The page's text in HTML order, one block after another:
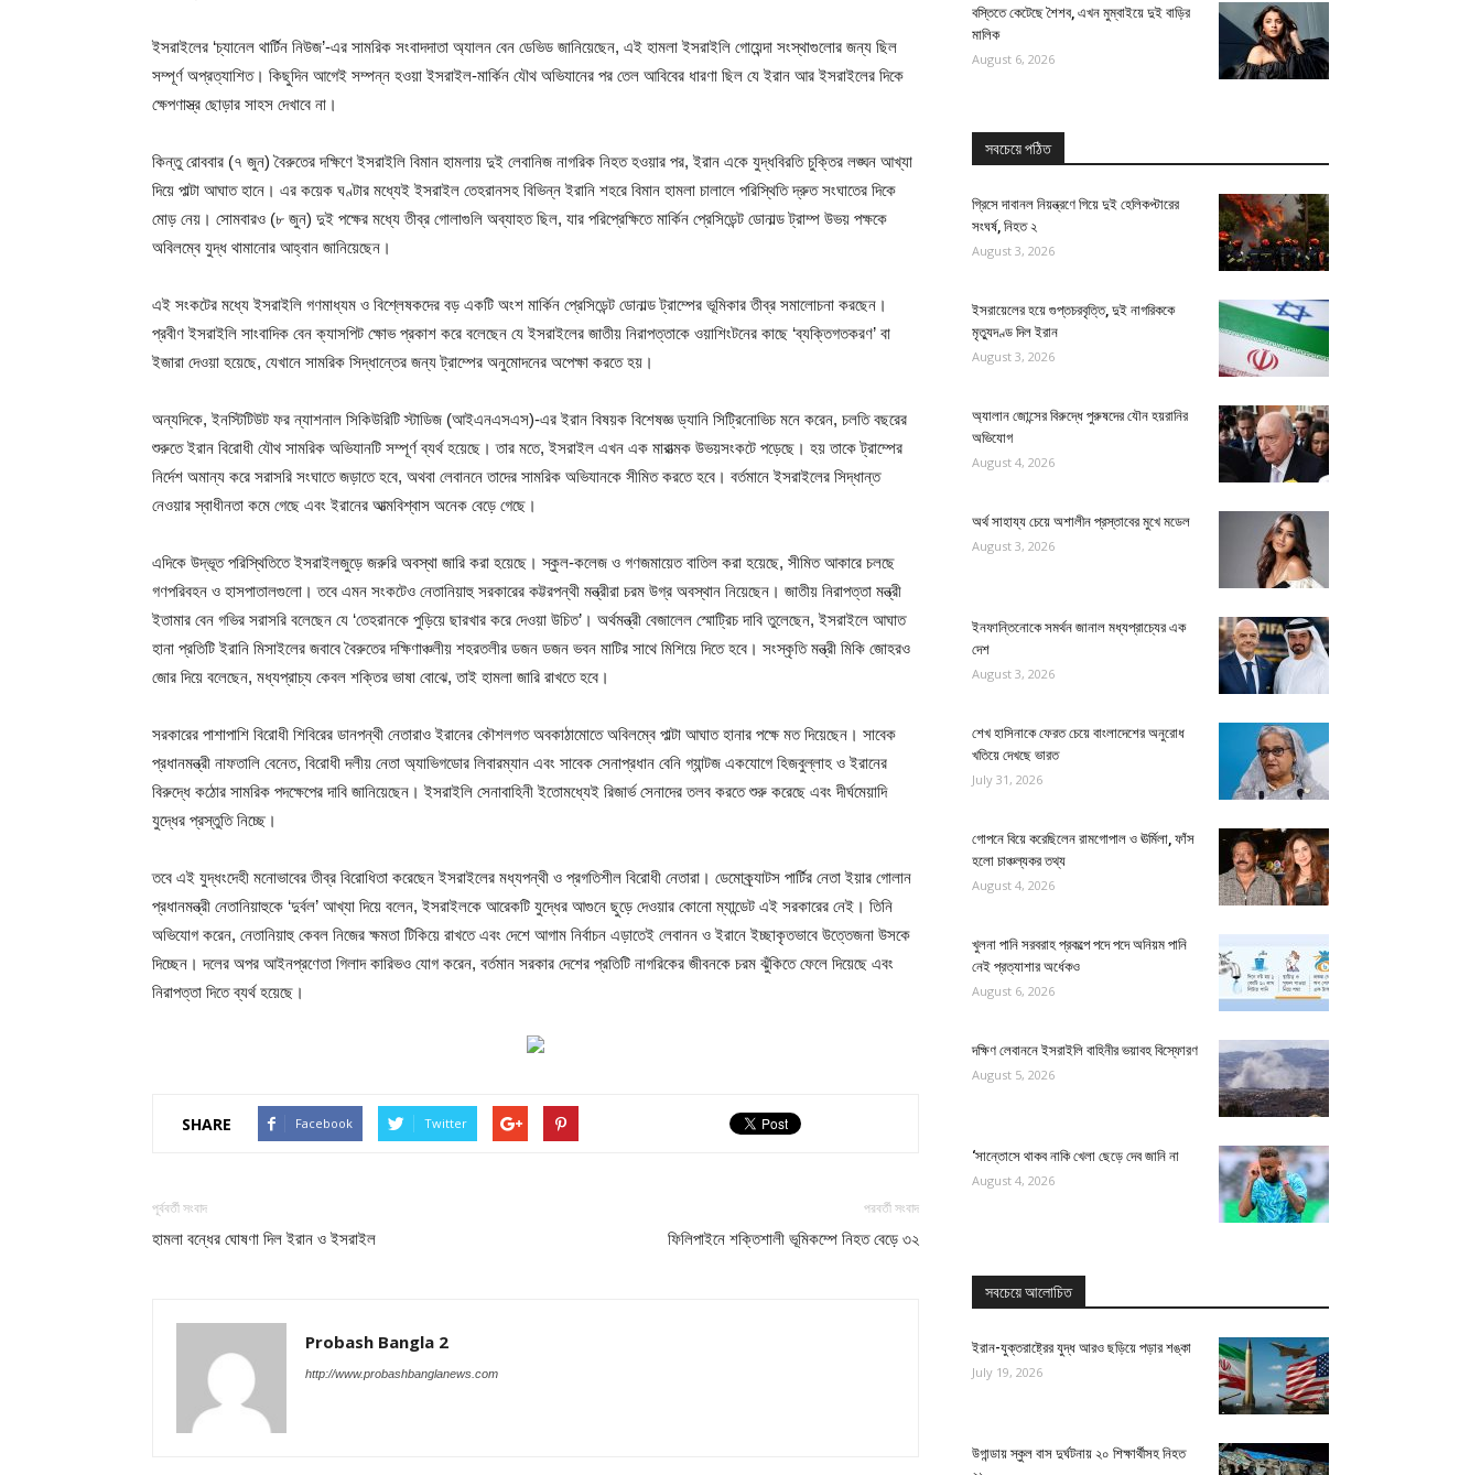
ইসরাইলের ‘চ্যানেল থার্টিন নিউজ’-এর সামরিক সংবাদদাতা অ্যালন বেন ডেভিড জানিয়েছেন, এই হামলা ইসরাইলি গোয়েন্দা সংস্থাগুলোর জন্য ছিল
সম্পূর্ণ অপ্রত্যাশিত। কিছুদিন আগেই সম্পন্ন হওয়া ইসরাইল-মার্কিন যৌথ অভিযানের পর তেল আবিবের ধারণা ছিল যে ইরান আর ইসরাইলের দিকে
ক্ষেপণাস্ত্র ছোড়ার সাহস দেখাবে না।
কিন্তু রোববার (৭ জুন) বৈরুতের দক্ষিণে ইসরাইলি বিমান হামলায় দুই লেবানিজ নাগরিক নিহত হওয়ার পর, ইরান একে যুদ্ধবিরতি চুক্তির লঙ্ঘন আখ্যা
দিয়ে পাল্টা আঘাত হানে। এর কয়েক ঘণ্টার মধ্যেই ইসরাইল তেহরানসহ বিভিন্ন ইরানি শহরে বিমান হামলা চালালে পরিস্থিতি দ্রুত সংঘাতের দিকে
মোড় নেয়। সোমবারও (৮ জুন) দুই পক্ষের মধ্যে তীব্র গোলাগুলি অব্যাহত ছিল, যার পরিপ্রেক্ষিতে মার্কিন প্রেসিডেন্ট ডোনাল্ড ট্রাম্প উভয় পক্ষকে
অবিলম্বে যুদ্ধ থামানোর আহ্বান জানিয়েছেন।
এই সংকটের মধ্যে ইসরাইলি গণমাধ্যম ও বিশ্লেষকদের বড় একটি অংশ মার্কিন প্রেসিডেন্ট ডোনাল্ড ট্রাম্পের ভূমিকার তীব্র সমালোচনা করছেন।
প্রবীণ ইসরাইলি সাংবাদিক বেন ক্যাসপিট ক্ষোভ প্রকাশ করে বলেছেন যে ইসরাইলের জাতীয় নিরাপত্তাকে ওয়াশিংটনের কাছে ‘ব্যক্তিগতকরণ’ বা
ইজারা দেওয়া হয়েছে, যেখানে সামরিক সিদ্ধান্তের জন্য ট্রাম্পের অনুমোদনের অপেক্ষা করতে হয়।
অন্যদিকে, ইনস্টিটিউট ফর ন্যাশনাল সিকিউরিটি স্টাডিজ (আইএনএসএস)-এর ইরান বিষয়ক বিশেষজ্ঞ ড্যানি সিট্রিনোভিচ মনে করেন, চলতি বছরের
শুরুতে ইরান বিরোধী যৌথ সামরিক অভিযানটি সম্পূর্ণ ব্যর্থ হয়েছে। তার মতে, ইসরাইল এখন এক মারাত্মক উভয়সংকটে পড়েছে। হয় তাকে ট্রাম্পের
নির্দেশ অমান্য করে সরাসরি সংঘাতে জড়াতে হবে, অথবা লেবাননে তাদের সামরিক অভিযানকে সীমিত করতে হবে। বর্তমানে ইসরাইলের সিদ্ধান্ত
নেওয়ার স্বাধীনতা কমে গেছে এবং ইরানের আত্মবিশ্বাস অনেক বেড়ে গেছে।
এদিকে উদ্ভূত পরিস্থিতিতে ইসরাইলজুড়ে জরুরি অবস্থা জারি করা হয়েছে। স্কুল-কলেজ ও গণজমায়েত বাতিল করা হয়েছে, সীমিত আকারে চলছে
গণপরিবহন ও হাসপাতালগুলো। তবে এমন সংকটেও নেতানিয়াহু সরকারের কট্টরপন্থী মন্ত্রীরা চরম উগ্র অবস্থান নিয়েছেন। জাতীয় নিরাপত্তা মন্ত্রী
ইতামার বেন গভির সরাসরি বলেছেন যে ‘তেহরানকে পুড়িয়ে ছারখার করে দেওয়া উচিত’। অর্থমন্ত্রী বেজালেল স্মোট্রিচ দাবি তুলেছেন, ইসরাইলে আঘাত
হানা প্রতিটি ইরানি মিসাইলের জবাবে বৈরুতের দক্ষিণাঞ্চলীয় শহরতলীর ডজন ডজন ভবন মাটির সাথে মিশিয়ে দিতে হবে। সংস্কৃতি মন্ত্রী মিকি জোহরও
জোর দিয়ে বলেছেন, মধ্যপ্রাচ্য কেবল শক্তির ভাষা বোঝে, তাই হামলা জারি রাখতে হবে।
সরকারের পাশাপাশি বিরোধী শিবিরের ডানপন্থী নেতারাও ইরানের কৌশলগত অবকাঠামোতে অবিলম্বে পাল্টা আঘাত হানার পক্ষে মত দিয়েছেন। সাবেক
প্রধানমন্ত্রী নাফতালি বেনেত, বিরোধী দলীয় নেতা অ্যাভিগডোর লিবারম্যান এবং সাবেক সেনাপ্রধান বেনি গ্যান্টজ একযোগে হিজবুল্লাহ ও ইরানের
বিরুদ্ধে কঠোর সামরিক পদক্ষেপের দাবি জানিয়েছেন। ইসরাইলি সেনাবাহিনী ইতোমধ্যেই রিজার্ভ সেনাদের তলব করতে শুরু করেছে এবং দীর্ঘমেয়াদি
যুদ্ধের প্রস্তুতি নিচ্ছে।
তবে এই যুদ্ধংদেহী মনোভাবের তীব্র বিরোধিতা করেছেন ইসরাইলের মধ্যপন্থী ও প্রগতিশীল বিরোধী নেতারা। ডেমোক্র্যাটস পার্টির নেতা ইয়ার গোলান
প্রধানমন্ত্রী নেতানিয়াহুকে ‘দুর্বল’ আখ্যা দিয়ে বলেন, ইসরাইলকে আরেকটি যুদ্ধের আগুনে ছুড়ে দেওয়ার কোনো ম্যান্ডেট এই সরকারের নেই। তিনি
অভিযোগ করেন, নেতানিয়াহু কেবল নিজের ক্ষমতা টিকিয়ে রাখতে এবং দেশে আগাম নির্বাচন এড়াতেই লেবানন ও ইরানে ইচ্ছাকৃতভাবে উত্তেজনা উসকে
দিচ্ছেন। দলের অপর আইনপ্রণেতা গিলাদ কারিভও যোগ করেন, বর্তমান সরকার দেশের প্রতিটি নাগরিকের জীবনকে চরম ঝুঁকিতে ফেলে দিয়েছে এবং
নিরাপত্তা দিতে ব্যর্থ হয়েছে।
SHARE Facebook Twitter
পূর্ববর্তী সংবাদ
হামলা বন্ধের ঘোষণা দিল ইরান ও ইসরাইল
পরবর্তী সংবাদ
ফিলিপাইনে শক্তিশালী ভূমিকম্পে নিহত বেড়ে ৩২
Probash Bangla 2
http://www.probashbanglanews.com
বস্তিতে কেটেছে শৈশব, এখন মুম্বাইয়ে দুই বাড়ির
মালিক
August 6, 2026
সবচেয়ে পঠিত
গ্রিসে দাবানল নিয়ন্ত্রণে গিয়ে দুই হেলিকপ্টারের
সংঘর্ষ, নিহত ২
August 3, 2026
ইসরায়েলের হয়ে গুপ্তচরবৃত্তি, দুই নাগরিককে
মৃত্যুদণ্ড দিল ইরান
August 3, 2026
অ্যালান জোন্সের বিরুদ্ধে পুরুষদের যৌন হয়রানির
অভিযোগ
August 4, 2026
অর্থ সাহায্য চেয়ে অশালীন প্রস্তাবের মুখে মডেল
August 3, 2026
ইনফান্তিনোকে সমর্থন জানাল মধ্যপ্রাচ্যের এক
দেশ
August 3, 2026
শেখ হাসিনাকে ফেরত চেয়ে বাংলাদেশের অনুরোধ
খতিয়ে দেখছে ভারত
July 31, 2026
গোপনে বিয়ে করেছিলেন রামগোপাল ও ঊর্মিলা, ফাঁস
হলো চাঞ্চল্যকর তথ্য
August 4, 2026
খুলনা পানি সরবরাহ প্রকল্পে পদে পদে অনিয়ম পানি
নেই প্রত্যাশার অর্ধেকও
August 6, 2026
দক্ষিণ লেবাননে ইসরাইলি বাহিনীর ভয়াবহ বিস্ফোরণ
August 5, 2026
‘সান্তোসে থাকব নাকি খেলা ছেড়ে দেব জানি না
August 4, 2026
সবচেয়ে আলোচিত
ইরান-যুক্তরাষ্ট্রের যুদ্ধ আরও ছড়িয়ে পড়ার শঙ্কা
July 19, 2026
উগান্ডায় স্কুল বাস দুর্ঘটনায় ২০ শিক্ষার্থীসহ নিহত